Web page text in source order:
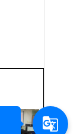
g_translate